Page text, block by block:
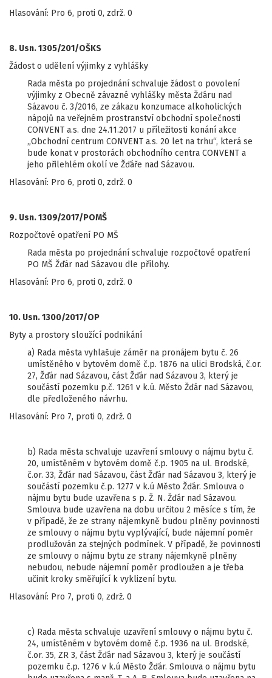
Hlasování: Pro 6, proti 0, zdrž. 0
8. Usn. 1305/201/OŠKS
Žádost o udělení výjimky z vyhlášky
Rada města po projednání schvaluje žádost o povolení
výjimky z Obecně závazné vyhlášky města Žďáru nad
Sázavou č. 3/2016, ze zákazu konzumace alkoholických
nápojů na veřejném prostranství obchodní společnosti
CONVENT a.s. dne 24.11.2017 u příležitosti konání akce
„Obchodní centrum CONVENT a.s. 20 let na trhu“, která se
bude konat v prostorách obchodního centra CONVENT a
jeho přilehlém okolí ve Žďáře nad Sázavou.
Hlasování: Pro 6, proti 0, zdrž. 0
9. Usn. 1309/2017/POMŠ
Rozpočtové opatření PO MŠ
Rada města po projednání schvaluje rozpočtové opatření
PO MŠ Žďár nad Sázavou dle přílohy.
Hlasování: Pro 6, proti 0, zdrž. 0
10. Usn. 1300/2017/OP
Byty a prostory sloužící podnikání
a) Rada města vyhlašuje záměr na pronájem bytu č. 26
umístěného v bytovém domě č.p. 1876 na ulici Brodská, č.or.
27, Žďár nad Sázavou, část Žďár nad Sázavou 3, který je
součástí pozemku p.č. 1261 v k.ú. Město Žďár nad Sázavou,
dle předloženého návrhu.
Hlasování: Pro 7, proti 0, zdrž. 0
b) Rada města schvaluje uzavření smlouvy o nájmu bytu č.
20, umístěném v bytovém domě č.p. 1905 na ul. Brodské,
č.or. 33, Žďár nad Sázavou, část Žďár nad Sázavou 3, který je
součástí pozemku č.p. 1277 v k.ú Město Žďár. Smlouva o
nájmu bytu bude uzavřena s p. Ž. N. Žďár nad Sázavou.
Smlouva bude uzavřena na dobu určitou 2 měsíce s tím, že
v případě, že ze strany nájemkyně budou plněny povinnosti
ze smlouvy o nájmu bytu vyplývající, bude nájemní poměr
prodlužován za stejných podmínek. V případě, že povinnosti
ze smlouvy o nájmu bytu ze strany nájemkyně plněny
nebudou, nebude nájemní poměr prodloužen a je třeba
učinit kroky směřující k vyklizení bytu.
Hlasování: Pro 7, proti 0, zdrž. 0
c) Rada města schvaluje uzavření smlouvy o nájmu bytu č.
24, umístěném v bytovém domě č.p. 1936 na ul. Brodské,
č.or. 35, ZR 3, část Žďár nad Sázavou 3, který je součástí
pozemku č.p. 1276 v k.ú Město Žďár. Smlouva o nájmu bytu